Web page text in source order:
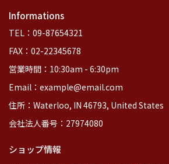
Informations
TEL：09-87654321
FAX：02-22345678
営業時間：10:30am - 6:30pm
Email：example@email.com
住所：Waterloo, IN 46793, United States
会社法人番号：27974080
ショップ情報